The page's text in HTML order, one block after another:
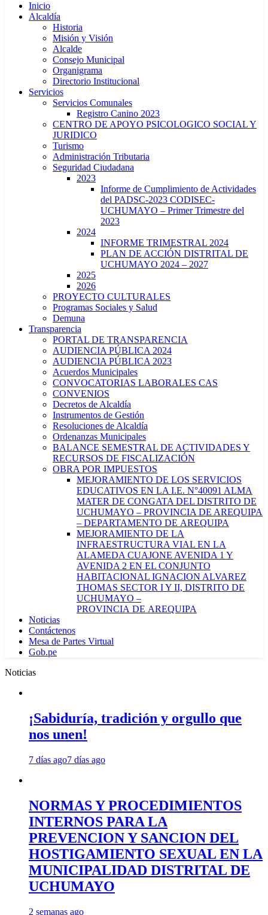
Inicio
Alcaldía
Historia
Misión y Visión
Alcalde
Consejo Municipal
Organigrama
Directorio Institucional
Servicios
Servicios Comunales
Registro Canino 2023
CENTRO DE APOYO PSICOLOGICO SOCIAL Y
JURIDICO
Turismo
Administración Tributaria
Seguridad Ciudadana
2023
Informe de Cumplimiento de Actividades
del PADSC-2023 CODISEC-
UCHUMAYO – Primer Trimestre del
2023
2024
INFORME TRIMESTRAL 2024
PLAN DE ACCIÓN DISTRITAL DE
UCHUMAYO 2024 – 2027
2025
2026
PROYECTO CULTURALES
Programas Sociales y Salud
Demuna
Transparencia
PORTAL DE TRANSPARENCIA
AUDIENCIA PÚBLICA 2024
AUDIENCIA PÚBLICA 2023
Acuerdos Municipales
CONVOCATORIAS LABORALES CAS
CONVENIOS
Decretos de Alcaldía
Instrumentos de Gestión
Resoluciones de Alcaldía
Ordenanzas Municipales
BALANCE SEMESTRAL DE ACTIVIDADES Y
RECURSOS DE FISCALIZACIÓN
OBRA POR IMPUESTOS
MEJORAMIENTO DE LOS SERVICIOS
EDUCATIVOS EN LA I.E. N°40091 ALMA
MATER DE CONGATA DEL DISTRITO DE
UCHUMAYO – PROVINCIA DE AREQUIPA
– DEPARTAMENTO DE AREQUIPA
MEJORAMIENTO DE LA
INFRAESTRUCTURA VIAL EN LA
ALAMEDA CUAJONE AVENIDA 1 Y
AVENIDA 2 EN EL CONJUNTO
HABITACIONAL IGNACION ALVAREZ
THOMAS SECTOR I Y II, DISTRITO DE
UCHUMAYO –
PROVINCIA DE AREQUIPA
Noticias
Contáctenos
Mesa de Partes Virtual
Gob.pe
Noticias
¡Sabiduría, tradición y orgullo que
nos unen!
7 días ago7 días ago
NORMAS Y PROCEDIMIENTOS
INTERNOS PARA LA
PREVENCION Y SANCION DEL
HOSTIGAMIENTO SEXUAL EN LA
MUNICIPALIDAD DISTRITAL DE
UCHUMAYO
2 semanas ago